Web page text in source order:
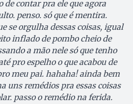
de contar pra ele que agora
penso. só que é mentira.
se orgulha dessas coisas, igual
inflado de pombo cheio de
a mão nele só que tenho
pro espelho o que acabou de
meu pai. hahaha! ainda bem
uns remédios pra essas coisas
passo o remédio na ferida.